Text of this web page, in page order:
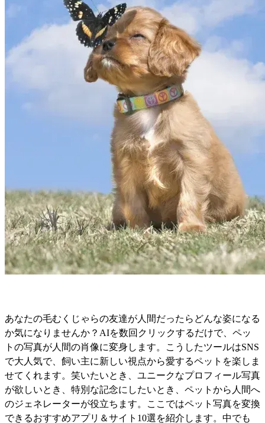
あなたの毛むくじゃらの友達が人間だったらどんな姿になる
か気になりませんか？AIを数回クリックするだけで、ペッ
トの写真が人間の肖像に変身します。こうしたツールはSNS
で大人気で、飼い主に新しい視点から愛するペットを楽しま
せてくれます。笑いたいとき、ユニークなプロフィール写真
が欲しいとき、特別な記念にしたいとき、ペットから人間へ
のジェネレーターが役立ちます。ここではペット写真を変換
できるおすすめアプリ＆サイト10選を紹介します。中でも